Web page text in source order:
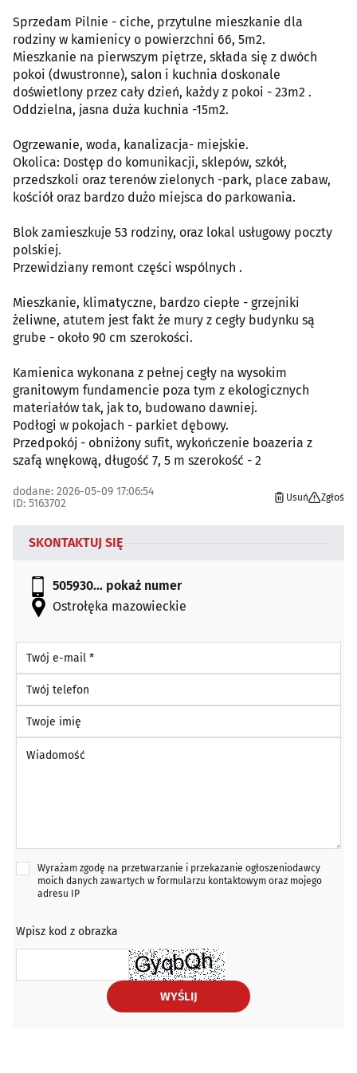
Sprzedam Pilnie - ciche, przytulne mieszkanie dla
rodziny w kamienicy o powierzchni 66, 5m2.
Mieszkanie na pierwszym piętrze, składa się z dwóch
pokoi (dwustronne), salon i kuchnia doskonale
doświetlony przez cały dzień, każdy z pokoi - 23m2 .
Oddzielna, jasna duża kuchnia -15m2.
Ogrzewanie, woda, kanalizacja- miejskie.
Okolica: Dostęp do komunikacji, sklepów, szkół,
przedszkoli oraz terenów zielonych -park, place zabaw,
kościół oraz bardzo dużo miejsca do parkowania.
Blok zamieszkuje 53 rodziny, oraz lokal usługowy poczty
polskiej.
Przewidziany remont części wspólnych .
Mieszkanie, klimatyczne, bardzo ciepłe - grzejniki
żeliwne, atutem jest fakt że mury z cegły budynku są
grube - około 90 cm szerokości.
Kamienica wykonana z pełnej cegły na wysokim
granitowym fundamencie poza tym z ekologicznych
materiałów tak, jak to, budowano dawniej.
Podłogi w pokojach - parkiet dębowy.
Przedpokój - obniżony sufit, wykończenie boazeria z
szafą wnękową, długość 7, 5 m szerokość - 2
dodane: 2026-05-09 17:06:54
ID: 5163702
Usuń Zgłoś
SKONTAKTUJ SIĘ
505930... pokaż numer
Ostrołęka mazowieckie
Wyrażam zgodę na przetwarzanie i przekazanie ogłoszeniodawcy
moich danych zawartych w formularzu kontaktowym oraz mojego
adresu IP
Wpisz kod z obrazka
WYŚLIJ